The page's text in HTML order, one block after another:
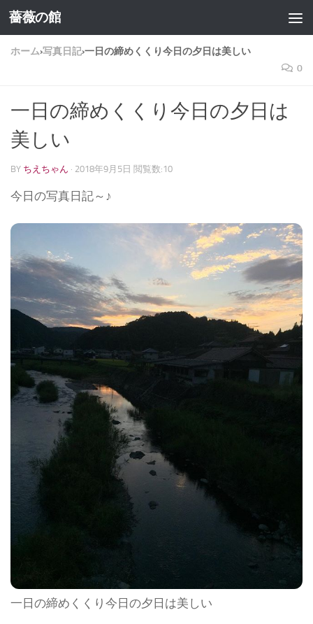
コンテンツへスキップ
薔薇の館
ホーム›写真日記›一日の締めくくり今日の夕日は美しい
0
一日の締めくくり今日の夕日は
美しい
BY ちえちゃん · 2018年9月5日 閲覧数:10
今日の写真日記～♪
一日の締めくくり今日の夕日は美しい